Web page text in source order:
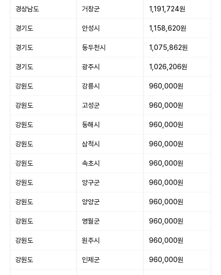
경상남도 거창군 1,191,724원
경기도 안성시 1,158,620원
경기도 동두천시 1,075,862원
경기도 광주시 1,026,206원
강원도 강릉시 960,000원
강원도 고성군 960,000원
강원도 동해시 960,000원
강원도 삼척시 960,000원
강원도 속초시 960,000원
강원도 양구군 960,000원
강원도 양양군 960,000원
강원도 영월군 960,000원
강원도 원주시 960,000원
강원도 인제군 960,000원